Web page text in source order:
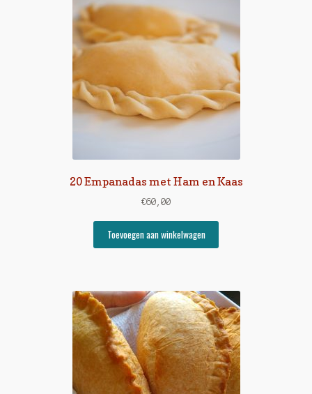
20 Empanadas met Ham en Kaas
€60,00
Toevoegen aan winkelwagen